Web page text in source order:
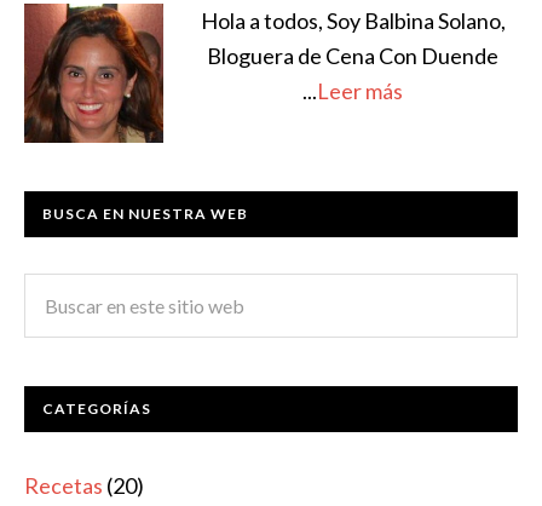
Hola a todos, Soy Balbina Solano,
Bloguera de Cena Con Duende
...Leer más
BUSCA EN NUESTRA WEB
CATEGORÍAS
Recetas (20)